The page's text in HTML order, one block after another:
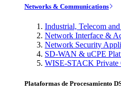
Networks & Communications
Industrial, Telecom
Network Interface &
Network Security
SD-WAN & uCPE
WISE-STACK Private
Plataformas de Procesamiento